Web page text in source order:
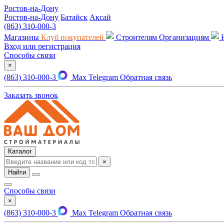
Ростов-на-Дону
Ростов-на-Дону Батайск Аксай
(863) 310-000-3
Магазины Клуб покупателей Строителям Организациям
Вход или регистрация
Способы связи
×
(863) 310-000-3 Max Telegram Обратная связь
Заказать звонок
Каталог
×
Найти
Способы связи
×
(863) 310-000-3 Max Telegram Обратная связь